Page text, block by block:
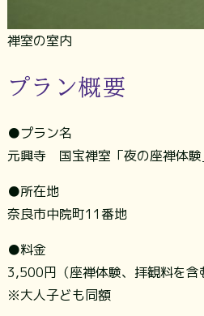
禅室の室内
プラン概要
●プラン名
元興寺 国宝禅室「夜の座禅体験
●所在地
奈良市中院町11番地
●料金
3,500円（座禅体験、拝観料を含
※大人子ども同額